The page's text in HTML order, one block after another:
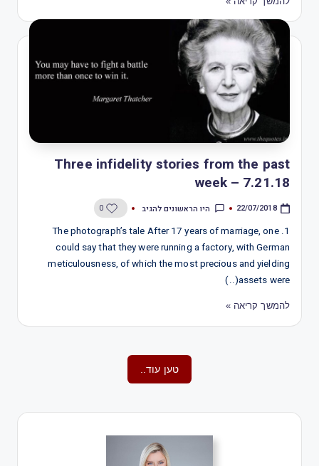
Three infidelity stories from the past
week – 7.21.18
22/07/2018 היו הראשונים להגיב 0
1. The photograph’s tale After 17 years of marriage, one
could say that they were running a factory, with German
meticulousness, of which the most precious and yielding
assets were(..)
להמשך קריאה »
טען עוד..